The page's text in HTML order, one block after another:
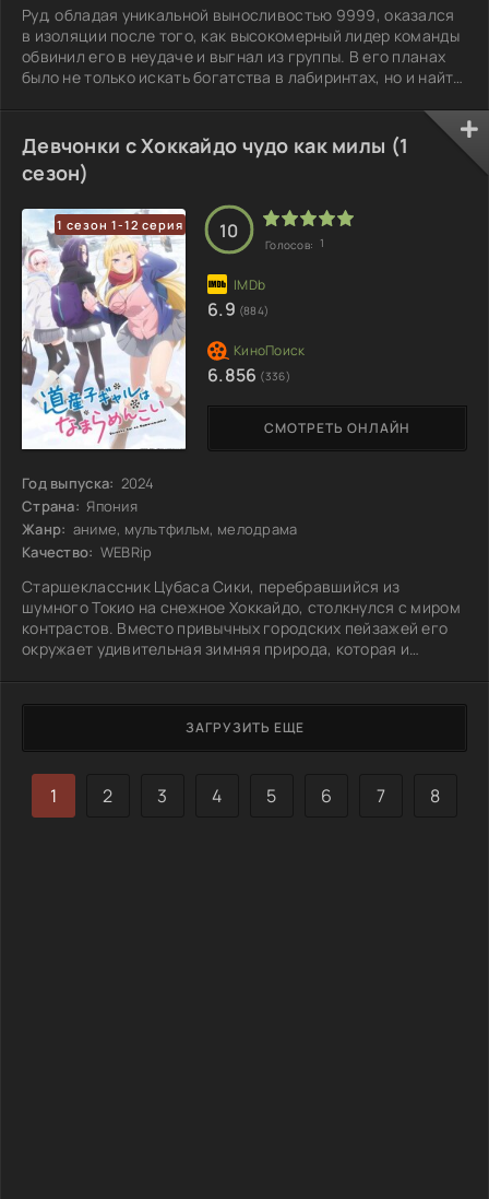
Руд, обладая уникальной выносливостью 9999, оказался
в изоляции после того, как высокомерный лидер команды
обвинил его в неудаче и выгнал из группы. В его планах
было не только искать богатства в лабиринтах, но и найти
сокровища, способные исполнить любое желание. На пути
домой он спасает девушку от чудовища и открывает, что
она может видеть истинную ценность вещей. С её
помощью Руд начинает развивать новые способности,
Девчонки с Хоккайдо чудо как милы (1
сезон)
1 сезон 1-12 серия
Год выпуска: 2024
Страна: Япония
Жанр: аниме, мультфильм, мелодрама
Качество: WEBRip
Старшеклассник Цубаса Сики, перебравшийся из
шумного Токио на снежное Хоккайдо, столкнулся с миром
контрастов. Вместо привычных городских пейзажей его
окружает удивительная зимняя природа, которая и
что романтика северной Японии не так проста.
Заблудившись в белоснежной равнине, Цубаса встречает
жизнерадостную Минами Фуюки, одетую в короткую юбку,
которая вопреки морозу излучает тепло. Её
СМОТРЕТЬ ОНЛАЙН
10
Голосов: 1
6.9 (884)
6.856 (336)
ЗАГРУЗИТЬ ЕЩЕ
1 2 3 4 5 6 7 8